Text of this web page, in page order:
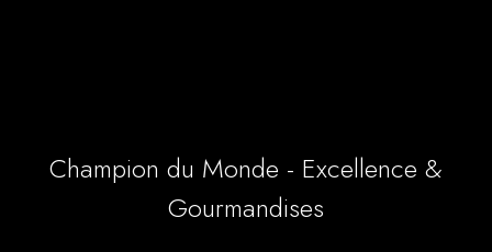
Champion du Monde - Excellence &
Gourmandises